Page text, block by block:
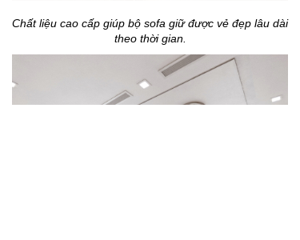
Chất liệu cao cấp giúp bộ sofa giữ được vẻ đẹp lâu dài
theo thời gian.